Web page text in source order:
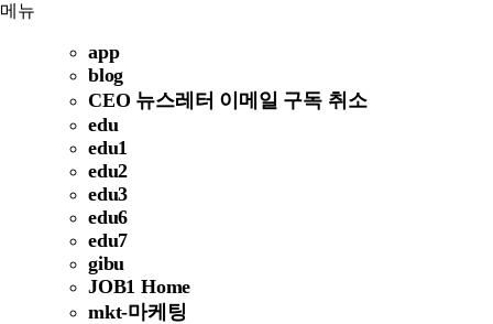
메뉴
app
blog
CEO 뉴스레터 이메일 구독 취소
edu
edu1
edu2
edu3
edu6
edu7
gibu
JOB1 Home
mkt-마케팅